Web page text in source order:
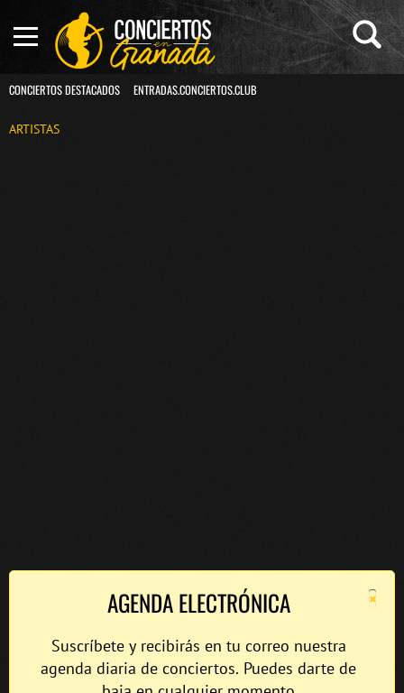
CONCIERTOS DESTACADOS ENTRADAS.CONCIERTOS.CLUB
ARTISTAS
×
AGENDA ELECTRÓNICA
Suscríbete y recibirás en tu correo nuestra
agenda diaria de conciertos. Puedes darte de